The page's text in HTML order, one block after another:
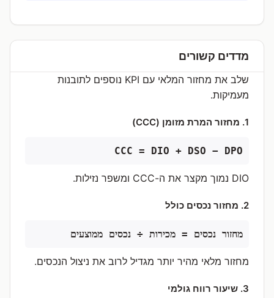
מדדים קשורים
שלב את מחזור המלאי עם KPI נוספים לתובנות
מעמיקות.
1. מחזור המרת מזומן (CCC)
CCC = DIO + DSO − DPO
DIO נמוך מקצר את ה-CCC ומשפר נזילות.
2. מחזור נכסים כולל
מחזור נכסים = מכירות ÷ נכסים ממוצעים
מחזור מלאי מהיר יותר מגדיל לרוב את ניצול הנכסים.
3. שיעור רווח גולמי